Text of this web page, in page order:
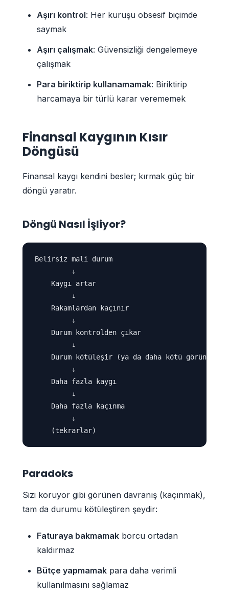
Aşırı kontrol: Her kuruşu obsesif biçimde
saymak
Aşırı çalışmak: Güvensizliği dengelemeye
çalışmak
Para biriktirip kullanamamak: Biriktirip
harcamaya bir türlü karar verememek
Finansal Kaygının Kısır
Döngüsü
Finansal kaygı kendini besler; kırmak güç bir
döngü yaratır.
Döngü Nasıl İşliyor?
Belirsiz mali durum
         ↓
    Kaygı artar
         ↓
    Rakamlardan kaçınır
         ↓
    Durum kontrolden çıkar
         ↓
    Durum kötüleşir (ya da daha kötü görünür)
         ↓
    Daha fazla kaygı
         ↓
    Daha fazla kaçınma
         ↓
Paradoks
Sizi koruyor gibi görünen davranış (kaçınmak),
tam da durumu kötüleştiren şeydir:
Faturaya bakmamak borcu ortadan
kaldırmaz
Bütçe yapmamak para daha verimli
kullanılmasını sağlamaz